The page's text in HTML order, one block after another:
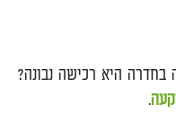
היא רכישה נבונה?
.